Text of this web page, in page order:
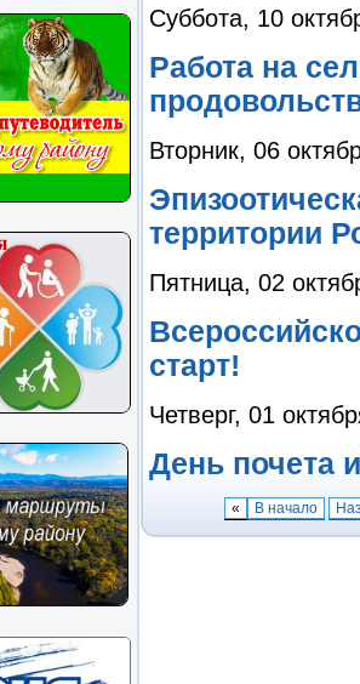
Суббота, 10
Работа на
Вторник, 06
территории
Пятница, 02
старт!
Четверг, 01
День почета
« В начало